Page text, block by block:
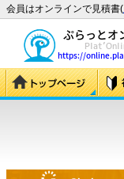
会員はオンラインで見積書(